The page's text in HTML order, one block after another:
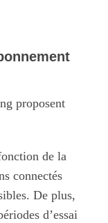
proposent
de la
connectés
De plus,
d’essai